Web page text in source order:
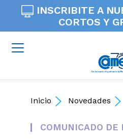
INSCRIBITE A
CORTOS Y
Inicio Novedades
COMUNICADO DE